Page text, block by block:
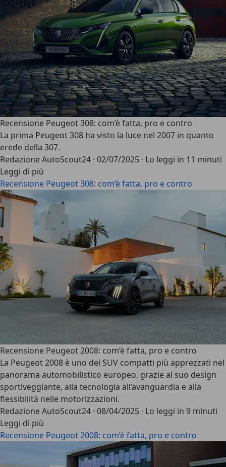
Recensione Peugeot 308: com’è fatta, pro e contro
La prima Peugeot 308 ha visto la luce nel 2007 in quanto
erede della 307.
Redazione AutoScout24 · 02/07/2025 · Lo leggi in 11 minuti
Leggi di più
Recensione Peugeot 308: com’è fatta, pro e contro
Recensione Peugeot 2008: com’è fatta, pro e contro
La Peugeot 2008 è uno dei SUV compatti più apprezzati nel
panorama automobilistico europeo, grazie al suo design
sportiveggiante, alla tecnologia all’avanguardia e alla
flessibilità nelle motorizzazioni.
Redazione AutoScout24 · 08/04/2025 · Lo leggi in 9 minuti
Leggi di più
Recensione Peugeot 2008: com’è fatta, pro e contro